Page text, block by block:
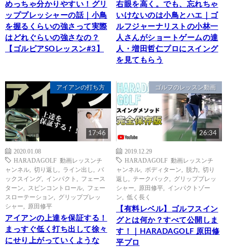
めっちゃ分かりやすい！グリ
ッププレッシャーの話｜小鳥
を握るくらいの強さって実際
はどれぐらいの強さなの？
【ゴルピアSOレッスン#3】
右眼を高く。でも、忘れちゃ
いけないのは小鳥とハエ｜ゴ
ルフジャーナリストの小林一
人さんがショートゲームの達
人・増田哲仁プロにスイング
を見てもらう
アイアンの打ち方
17:46
2020.01.08
HARADAGOLF 動画レッスンチ
ャンネル
切り返し ライン出し
バ
ックスイング
インパクト
フェース
ターン
スピンコントロール
フェー
スローテーション
グリッププレッ
シャー
原田修平
アイアンの上達を保証する！
まっすぐ低く打ち出して徐々
にせり上がっていくような
ゴルフのレッスン動画
26:34
2019.12.29
HARADAGOLF 動画レッスンチ
ャンネル
ボディターン 脱力
切り
返し
テークバック
グリッププレッ
シャー
原田修平
インパクトゾー
ン
低く長く
【有料レベル】ゴルフスイン
グとは何か？すべて公開しま
す！｜HARADAGOLF 原田修
平プロ